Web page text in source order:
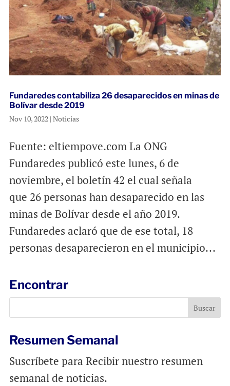
Fundaredes contabiliza 26 desaparecidos en minas de
Bolívar desde 2019
Nov 10, 2022| Noticias
Fuente: eltiempove.com La ONG
Fundaredes publicó este lunes, 6 de
noviembre, el boletín 42 el cual señala
que 26 personas han desaparecido en las
minas de Bolívar desde el año 2019.
Fundaredes aclaró que de ese total, 18
personas desaparecieron en el municipio...
Encontrar
Resumen Semanal
Suscríbete para Recibir nuestro resumen
semanal de noticias.